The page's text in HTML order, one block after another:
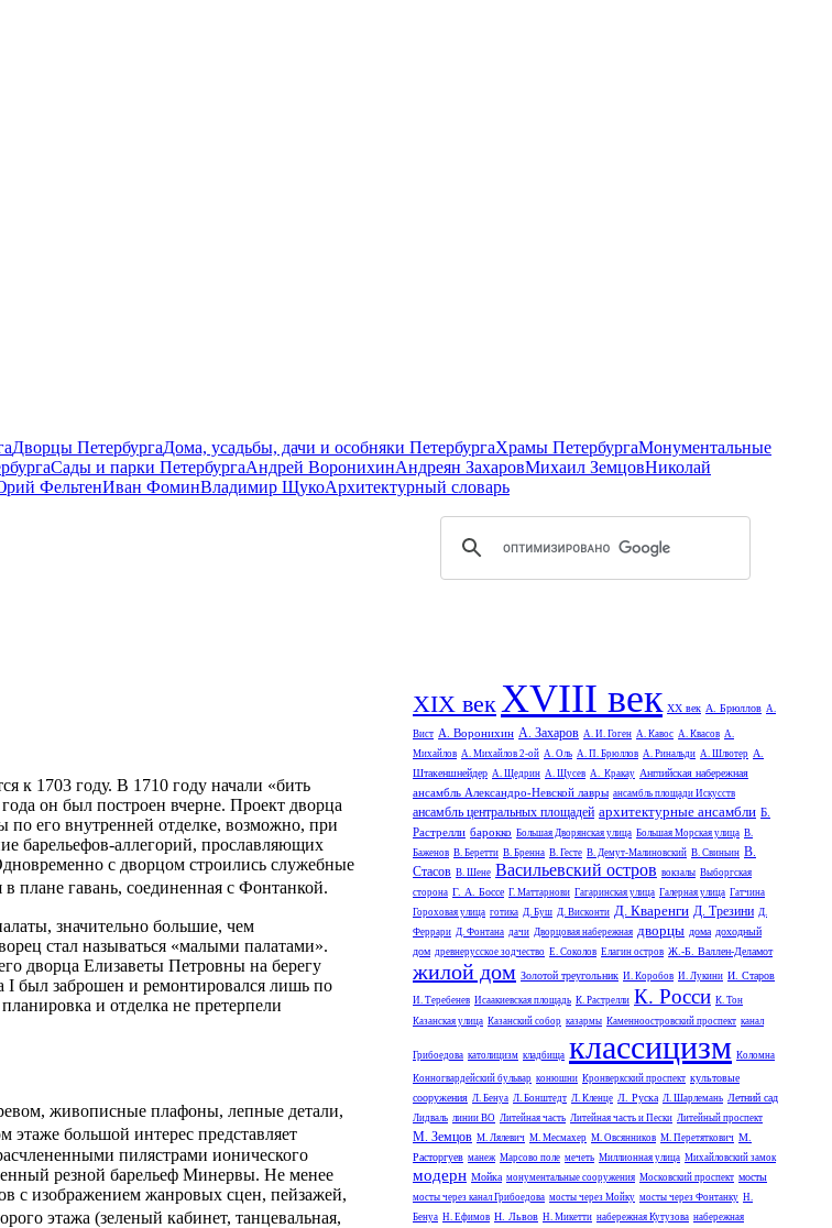
Дворцы ПетербургаДома, усадьбы, дачи и особняки ПетербургаХрамы ПетербургаМонументальные
Сады и парки ПетербургаАндрей ВоронихинАндреян ЗахаровМихаил ЗемцовНиколай
ФельтенИван ФоминВладимир ЩукоАрхитектурный словарь
к 1703 году. В 1710 году начали «бить
он был построен вчерне. Проект дворца
по его внутренней отделке, возможно, при
барельефов-аллегорий, прославляющих
с дворцом строились служебные
плане гавань, соединенная с Фонтанкой.
значительно большие, чем
стал называться «малыми палатами».
дворца Елизаветы Петровны на берегу
был заброшен и ремонтировался лишь по
и отделка не претерпели
живописные плафоны, лепные детали,
большой интерес представляет
пилястрами ионического
резной барельеф Минервы. Не менее
с изображением жанровых сцен, пейзажей,
этажа (зеленый кабинет, танцевальная,
XIX векXVIII век XX век А. Брюллов А.
Вист А. Воронихин А. Захаров А. И. Гоген А. Кавос А. Квасов А.
Михайлов А. Михайлов 2-ой А. Оль А. П. Брюллов А. Ринальди А. Шлютер А.
Штакеншнейдер А. Щедрин А. Щусев А. Кракау Английская набережная
ансамбль Александро-Невской лавры ансамбль площади Искусств
ансамбль центральных площадей архитектурные ансамбли Б.
Растрелли барокко Большая Дворянская улица Большая Морская улица В.
Баженов В. Беретти В. Бренна В. Гесте В. Демут-Малиновский В. Свиньин В.
Стасов В. Шене Васильевский остров вокзалы Выборгская
сторона Г. А. Боссе Г. Маттарнови Гагаринская улица Галерная улица Гатчина
Гороховая улица готика Д. Буш Д. Висконти Д. Кваренги Д. Трезини Д.
Феррари Д. Фонтана дачи Дворцовая набережная дворцы дома доходный
дом древнерусское зодчество Е. Соколов Елагин остров Ж.-Б. Валлен-Деламот
жилой дом Золотой треугольник И. Коробов И. Лукини И. Старов
И. Теребенев Исаакиевская площадь К. Растрелли К. Росси К. Тон
Казанская улица Казанский собор казармы Каменноостровский проспект канал
Грибоедова католицизм кладбища классицизм Коломна
Конногвардейский бульвар конюшни Кронверкский проспект культовые
сооружения Л. Бенуа Л. Бонштедт Л. Кленце Л. Руска Л. Шарлемань Летний сад
Лидваль линии ВО Литейная часть Литейная часть и Пески Литейный проспект
М. Земцов М. Лялевич М. Месмахер М. Овсянников М. Перетяткович М.
Расторгуев манеж Марсово поле мечеть Миллионная улица Михайловский замок
модерн Мойка монументальные сооружения Московский проспект мосты
мосты через канал Грибоедова мосты через Мойку мосты через Фонтанку Н.
Бенуа Н. Ефимов Н. Львов Н. Микетти набережная Кутузова набережная